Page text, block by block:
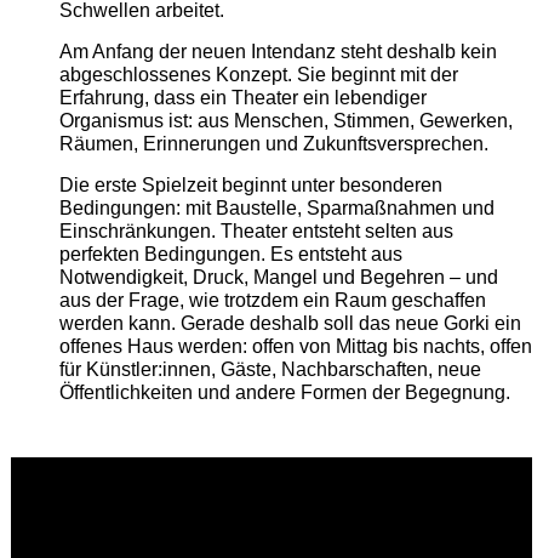
Schwellen arbeitet.
Am Anfang der neuen Intendanz steht deshalb kein
abgeschlossenes Konzept. Sie beginnt mit der
Erfahrung, dass ein Theater ein lebendiger
Organismus ist: aus Menschen, Stimmen, Gewerken,
Räumen, Erinnerungen und Zukunftsversprechen.
Die erste Spielzeit beginnt unter besonderen
Bedingungen: mit Baustelle, Sparmaßnahmen und
Einschränkungen. Theater entsteht selten aus
perfekten Bedingungen. Es entsteht aus
Notwendigkeit, Druck, Mangel und Begehren – und
aus der Frage, wie trotzdem ein Raum geschaffen
werden kann. Gerade deshalb soll das neue Gorki ein
offenes Haus werden: offen von Mittag bis nachts, offen
für Künstler:innen, Gäste, Nachbarschaften, neue
Öffentlichkeiten und andere Formen der Begegnung.